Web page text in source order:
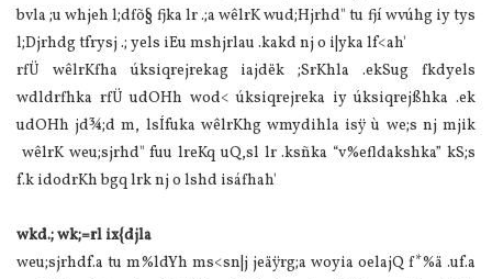
bvla ;u whjeh l;dfõ§ fjka lr .;a wêlrK wud;Hjrhd" tu fjí wvúhg iy tys
l;Djrhdg tfrysj .; yels iEu mshjrlau .kakd nj o i|yka lf<ah'
rfÜ wêlrKfha úksiqrejrekag iajdëk ;SrKhla .ekSug fkdyels
wdldrfhka rfÜ udOHh wod< úksiqrejreka iy úksiqrejßhka .ek
udOHh jd¾;d m, lsÍfuka wêlrKhg wmydihla isÿ ù we;s nj mjik
wêlrK weu;sjrhd" fuu lreKq uQ,sl lr .ksñka “v%efldakshka” kS;s
f.k idodrKh bgq lrk nj o lshd isáfhah'
wkd.; wk;=rl ix{djla
weu;sjrhdf.a tu m%ldYh ms<sn|j jeäÿrg;a woyia oelajQ f*%ä .uf.a